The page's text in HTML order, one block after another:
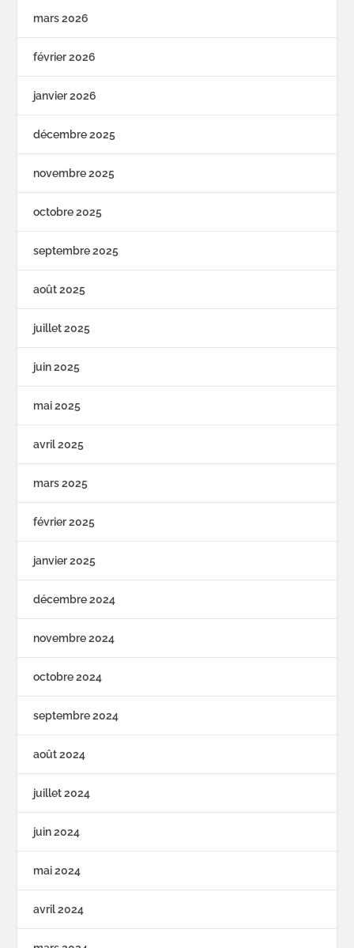
mars 2026
février 2026
janvier 2026
décembre 2025
novembre 2025
octobre 2025
septembre 2025
août 2025
juillet 2025
juin 2025
mai 2025
avril 2025
mars 2025
février 2025
janvier 2025
décembre 2024
novembre 2024
octobre 2024
septembre 2024
août 2024
juillet 2024
juin 2024
mai 2024
avril 2024